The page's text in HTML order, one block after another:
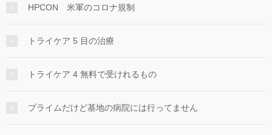
HPCON 米軍のコロナ規制
トライケア 5 目の治療
トライケア 4 無料で受けれるもの
プライムだけど基地の病院には行ってません